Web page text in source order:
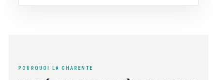
POURQUOI LA CHARENTE